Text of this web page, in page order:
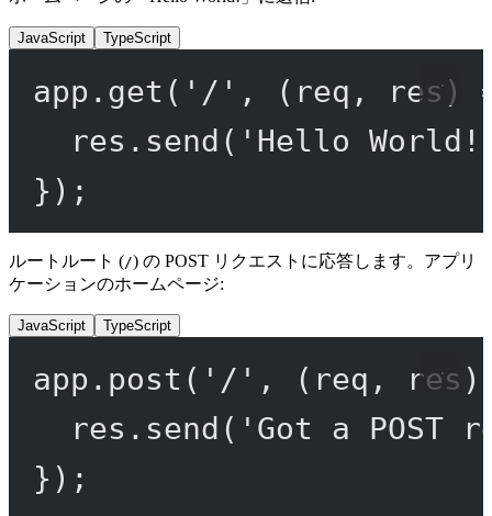
JavaScript TypeScript
app. get ( '/' , ( req , res)
res. send ( 'Hello
});
ルートルート (/) の POST リクエストに応答します。アプリ
ケーションのホームページ:
JavaScript TypeScript
app. post ( '/' , ( req , res
res. send ( 'Got a POST
});